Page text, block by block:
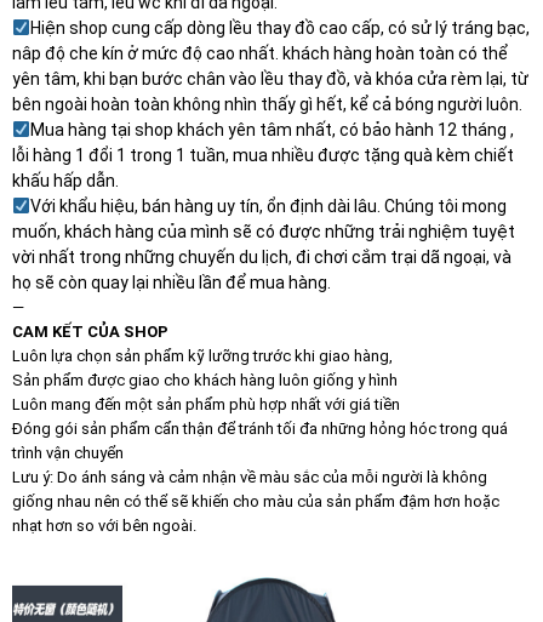
Hiện shop cung cấp dòng lều thay đồ cao cấp, có sử lý tráng bạc,
nâp độ che kín ở mức độ cao nhất. khách hàng hoàn toàn có thể
yên tâm, khi bạn bước chân vào lều thay đồ, và khóa cửa rèm lại, từ
bên ngoài hoàn toàn không nhìn thấy gì hết, kể cả bóng người luôn.
Mua hàng tại shop khách yên tâm nhất, có bảo hành 12 tháng ,
lỗi hàng 1 đổi 1 trong 1 tuần, mua nhiều được tặng quà kèm chiết
khấu hấp dẫn.
Với khẩu hiệu, bán hàng uy tín, ổn định dài lâu. Chúng tôi mong
muốn, khách hàng của mình sẽ có được những trải nghiệm tuyệt
vời nhất trong những chuyến du lịch, đi chơi cắm trại dã ngoại, và
họ sẽ còn quay lại nhiều lần để mua hàng.
—
CAM KẾT CỦA SHOP
Luôn lựa chọn sản phẩm kỹ lưỡng trước khi giao hàng,
Sản phẩm được giao cho khách hàng luôn giống y hình
Luôn mang đến một sản phẩm phù hợp nhất với giá tiền
Đóng gói sản phẩm cẩn thận để tránh tối đa những hỏng hóc trong quá
trình vận chuyển
Lưu ý: Do ánh sáng và cảm nhận về màu sắc của mỗi người là không
giống nhau nên có thể sẽ khiến cho màu của sản phẩm đậm hơn hoặc
nhạt hơn so với bên ngoài.